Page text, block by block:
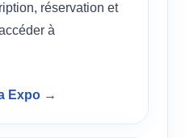
réservation et
à
Expo →